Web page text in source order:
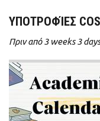
ΥΠΟΤΡΟΦΊΕΣ
Πριν από 3 weeks 3 days